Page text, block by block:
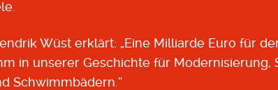
Wüst erklärt: „Eine Milliarde Euro für
in unserer Geschichte für Modernisierung,
Schwimmbädern.”